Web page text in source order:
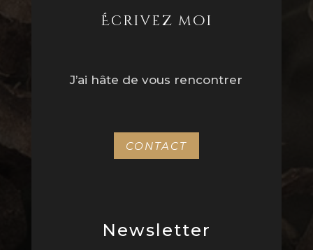
Écrivez moi
J’ai hâte de vous rencontrer
CONTACT
Newsletter